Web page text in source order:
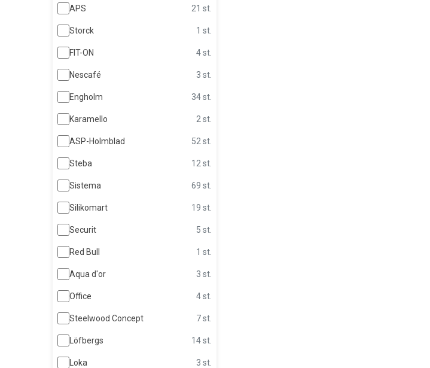
APS 21 st.
Storck 1 st.
FIT-ON 4 st.
Nescafé 3 st.
Engholm 34 st.
Karamello 2 st.
ASP-Holmblad 52 st.
Steba 12 st.
Sistema 69 st.
Silikomart 19 st.
Securit 5 st.
Red Bull 1 st.
Aqua d'or 3 st.
Office 4 st.
Steelwood Concept 7 st.
Löfbergs 14 st.
Loka 3 st.